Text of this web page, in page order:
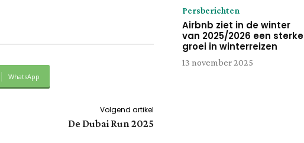
WhatsApp
Volgend artikel
De Dubai Run 2025
Persberichten
Airbnb ziet in de winter
van 2025/2026 een sterke
groei in winterreizen
13 november 2025